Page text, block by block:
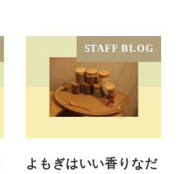
STAFF BLOG
よもぎはいい香りなだ